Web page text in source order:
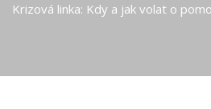
Krizová linka: Kdy a jak volat o